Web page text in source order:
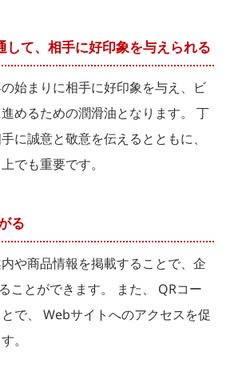
して、相手に好印象を与えられる
始まりに相手に好印象を与え、ビ
めるための潤滑油となります。 丁
に誠意と敬意を伝えるとともに、
でも重要です。
る
や商品情報を掲載することで、企
ことができます。 また、 QRコー
で、 Webサイトへのアクセスを促
。